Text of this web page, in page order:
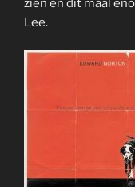
zien en dit maal
Lee.